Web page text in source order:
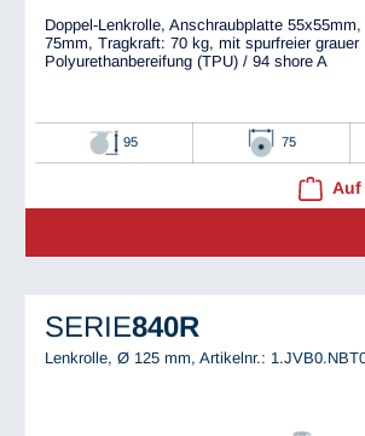
Doppel-Lenkrolle, Anschraubplatte
75mm, Tragkraft: 70 kg, mit spurfreier grauer
Polyurethanbereifung (TPU) / 94 shore A
95 75
Auf
SERIE840R
Lenkrolle, Ø 125 mm, Artikelnr.: